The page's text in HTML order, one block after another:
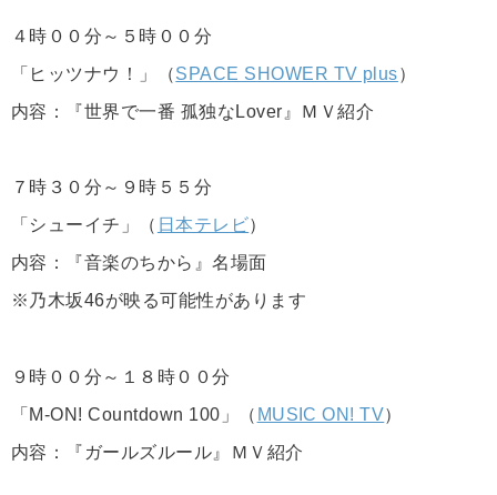
４時００分～５時００分
「ヒッツナウ！」（SPACE SHOWER TV plus）
内容：『世界で一番 孤独なLover』ＭＶ紹介
７時３０分～９時５５分
「シューイチ」（ 日本テレビ）
内容：『音楽のちから』名場面
※乃木坂46が映る可能性があります
９時００分～１８時００分
「M-ON! Countdown 100」（ MUSIC ON! TV）
内容：『ガールズルール』ＭＶ紹介